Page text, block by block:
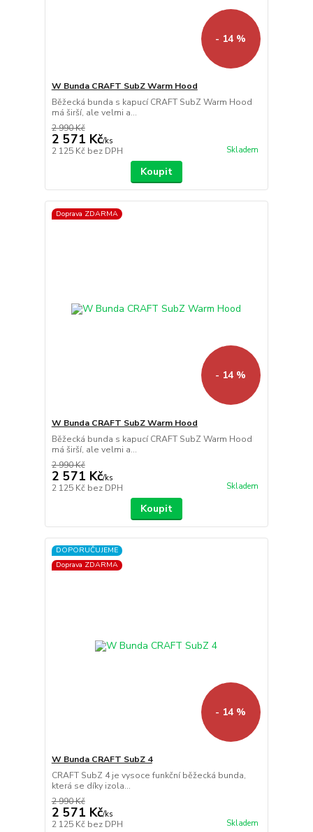
- 14 %
W Bunda CRAFT SubZ Warm Hood
Běžecká bunda s kapucí CRAFT SubZ Warm Hood
má širší, ale velmi a...
2 990 Kč
2 571 Kč/ks
2 125 Kč bez DPH Skladem
Koupit
Doprava ZDARMA
- 14 %
W Bunda CRAFT SubZ Warm Hood
Běžecká bunda s kapucí CRAFT SubZ Warm Hood
má širší, ale velmi a...
2 990 Kč
2 571 Kč/ks
2 125 Kč bez DPH Skladem
Koupit
DOPORUČUJEME
Doprava ZDARMA
- 14 %
W Bunda CRAFT SubZ 4
CRAFT SubZ 4 je vysoce funkční běžecká bunda,
která se díky izola...
2 990 Kč
2 571 Kč/ks
2 125 Kč bez DPH Skladem